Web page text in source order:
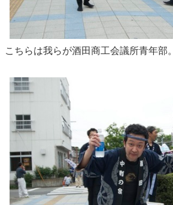
こちらは我らが酒田商工会議所青年部。